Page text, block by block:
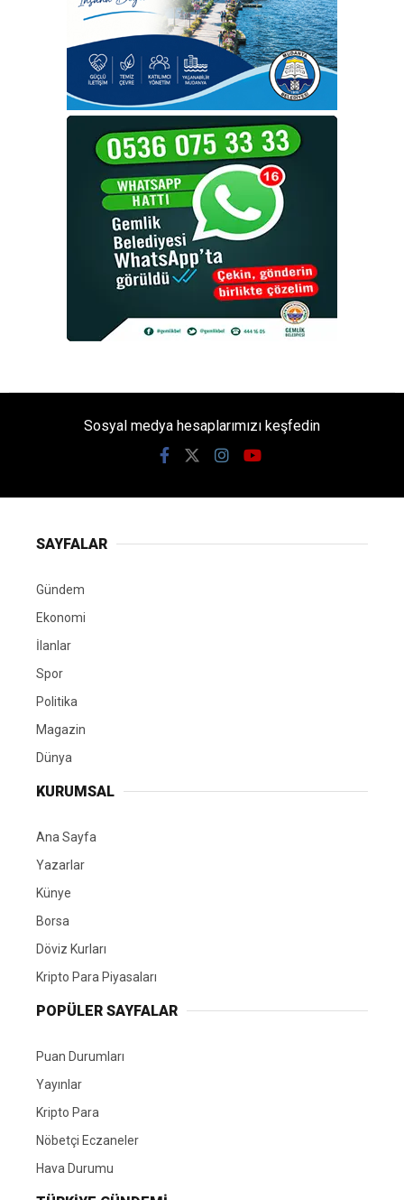
Sosyal medya hesaplarımızı keşfedin
SAYFALAR
Gündem
Ekonomi
İlanlar
Spor
Politika
Magazin
Dünya
KURUMSAL
Ana Sayfa
Yazarlar
Künye
Borsa
Döviz Kurları
Kripto Para Piyasaları
POPÜLER SAYFALAR
Puan Durumları
Yayınlar
Kripto Para
Nöbetçi Eczaneler
Hava Durumu